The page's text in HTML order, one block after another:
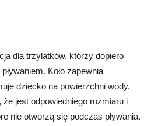
dla trzylatków, którzy dopiero
Koło zapewnia
dziecko na powierzchni wody.
że jest odpowiedniego rozmiaru i
nie otworzą się podczas pływania.